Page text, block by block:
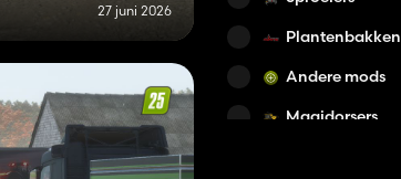
27 juni 2026
Plantenbakken
Andere mods
Maaidorsers